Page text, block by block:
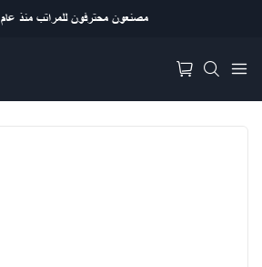
مصنعون محترفون للمراتب منذ عام 1992